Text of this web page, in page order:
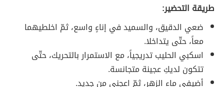
طريقة التحضير:
ضعي الدقيق، والسميد في إناءٍ واسع، ثمّ اخلطيهما
معاً، حتّى يتداخلا.
اسكبي الحليب تدريجياً، مع الاستمرار بالتحريك، حتّى
تتكون لديكِ عجينة متجانسة.
أضيفي ماء الزهر، ثمّ اعجني من جديد.